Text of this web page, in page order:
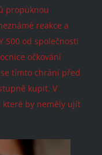
propuknou
reakce a
500 od společnosti
očkování
tímto chrání před
kupit. V
které by neměly ujít